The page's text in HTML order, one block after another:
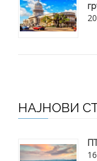
НАЈНОВИ